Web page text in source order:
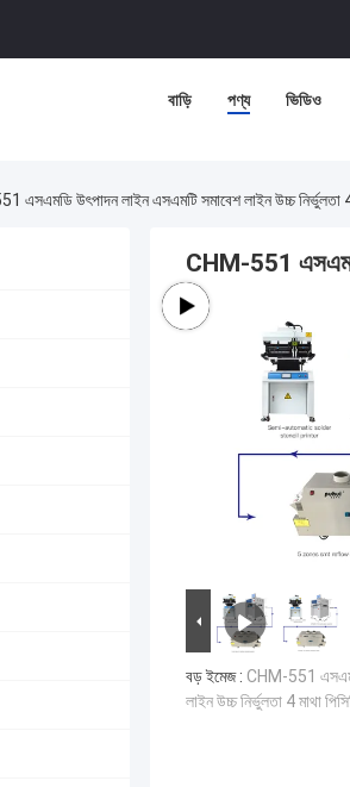
বাড়ি পণ্য ভিডিও
এসএমডি উৎপাদন লাইন এসএমটি সমাবেশ লাইন উচ্চ নির্ভুলতা 4
CHM-551 এসএমডি
বড় ইমেজ : CHM-551
লাইন উচ্চ নির্ভুলতা 4 মাথা